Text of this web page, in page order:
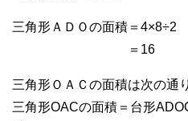
三角形ＡＤＯの面積＝4×8÷2
＝16
三角形ＯＡＣの面積は次の通り
三角形OACの面積＝台形